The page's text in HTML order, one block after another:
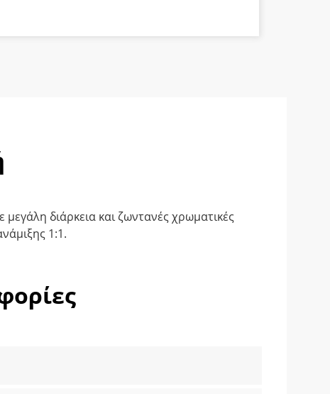
διάρκεια και ζωντανές χρωματικές
1:1.